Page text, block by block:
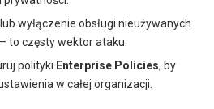
wyłączenie obsługi nieużywanych
to częsty wektor ataku.
polityki Enterprise Policies, by
w całej organizacji.